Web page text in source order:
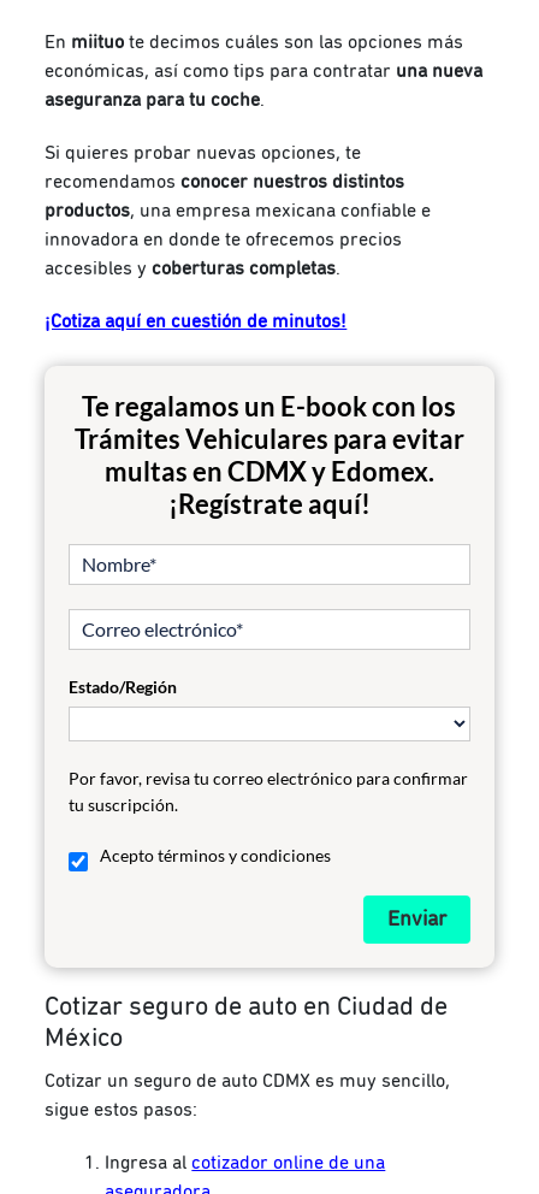
En miituo te decimos cuáles son las opciones más
económicas, así como tips para contratar una nueva
aseguranza para tu coche.
Si quieres probar nuevas opciones, te
recomendamosconocer nuestros distintos
productos, una empresa mexicana confiable e
innovadora en donde te ofrecemos precios
accesibles ycoberturas completas.
¡Cotiza aquí en cuestión de minutos!
Te regalamos un E-book con los
Trámites Vehiculares para evitar
multas en CDMX y Edomex.
¡Regístrate aquí!
Estado/Región
Por favor, revisa tu correo electrónico para confirmar
tu suscripción.
Acepto términos y condiciones
Enviar
Cotizar seguro de auto en Ciudad de
México
Cotizar un seguro de auto CDMX es muy sencillo,
sigue estos pasos:
Ingresa al cotizador online de una